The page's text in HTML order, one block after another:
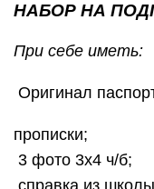
НАБОР НА
При себе иметь:
Оригинал
прописки;
3 фото 3х4 ч/б;
справка из